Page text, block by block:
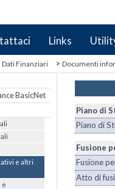
Links
Dati Finanziari > Documenti
Piano di
Piano di
Fusione
Fusione
Atto di
BasicNet
e altri
e